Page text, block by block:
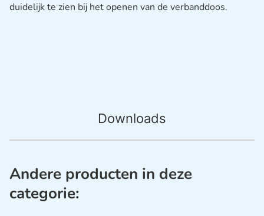
Downloads
duidelijk te zien bij het openen van de verbanddoos.
Andere producten in deze
categorie: